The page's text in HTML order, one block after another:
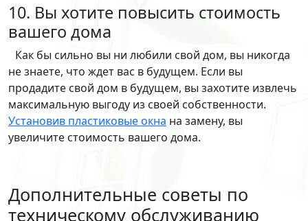
10. Вы хотите повысить стоимость
вашего дома
Как бы сильно вы ни любили свой дом, вы никогда
не знаете, что ждет вас в будущем. Если вы
продадите свой дом в будущем, вы захотите извлечь
максимальную выгоду из своей собственности.
Установив пластиковые окна на замену, вы
увеличите стоимость вашего дома.
Дополнительные советы по
техническому обслуживанию